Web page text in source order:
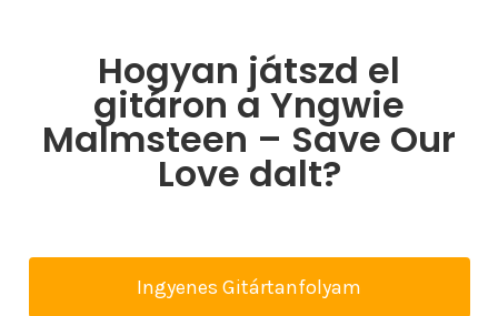
Hogyan játszd el
gitáron a Yngwie
Malmsteen – Save Our
Love dalt?
Ingyenes Gitártanfolyam